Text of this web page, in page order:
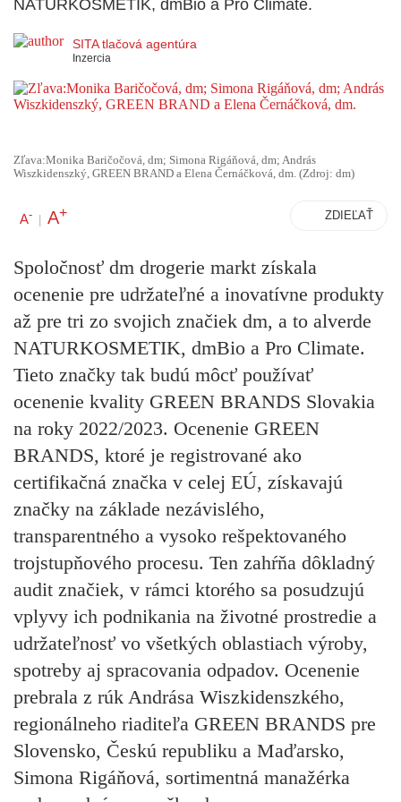
NATURKOSMETIK, dmBio a Pro Climate.
SITA tlačová agentúra
Inzercia
Zľava:Monika Baričočová, dm; Simona Rigáňová, dm; András
Wiszkidenszký, GREEN BRAND a Elena Černáčková, dm. (Zdroj: dm)
A- | A+ ZDIEĽAŤ
Spoločnosť dm drogerie markt získala
ocenenie pre udržateľné a inovatívne produkty
až pre tri zo svojich značiek dm, a to alverde
NATURKOSMETIK, dmBio a Pro Climate.
Tieto značky tak budú môcť používať
ocenenie kvality GREEN BRANDS Slovakia
na roky 2022/2023. Ocenenie GREEN
BRANDS, ktoré je registrované ako
certifikačná značka v celej EÚ, získavajú
značky na základe nezávislého,
transparentného a vysoko rešpektovaného
trojstupňového procesu. Ten zahŕňa dôkladný
audit značiek, v rámci ktorého sa posudzujú
vplyvy ich podnikania na životné prostredie a
udržateľnosť vo všetkých oblastiach výroby,
spotreby aj spracovania odpadov. Ocenenie
prebrala z rúk Andrása Wiszkidenszkého,
regionálneho riaditeľa GREEN BRANDS pre
Slovensko, Českú republiku a Maďarsko,
Simona Rigáňová, sortimentná manažérka